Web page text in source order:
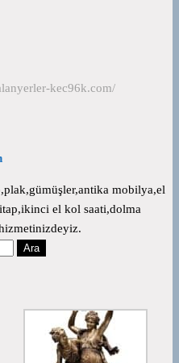
kec96k.com/
mobilya,el
el kol saati,dolma